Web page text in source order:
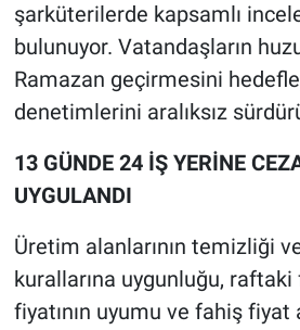
şarküterilerde kapsamlı
bulunuyor. Vatandaşların
Ramazan geçirmesini
denetimlerini aralıksız
13 GÜNDE 24 İŞ YERİNE
UYGULANDI
Üretim alanlarının temizliği
kurallarına uygunluğu,
fiyatının uyumu ve fahiş fiyat